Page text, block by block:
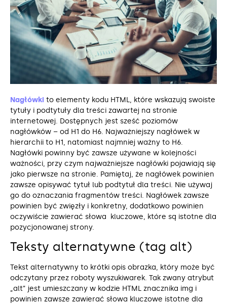
Nagłówki to elementy kodu HTML, które wskazują swoiste
tytuły i podtytuły dla treści zawartej na stronie
internetowej. Dostępnych jest sześć poziomów
nagłówków – od H1 do H6. Najważniejszy nagłówek w
hierarchii to H1, natomiast najmniej ważny to H6.
Nagłówki powinny być zawsze używane w kolejności
ważności, przy czym najważniejsze nagłówki pojawiają się
jako pierwsze na stronie. Pamiętaj, że nagłówek powinien
zawsze opisywać tytuł lub podtytuł dla treści. Nie używaj
go do oznaczania fragmentów treści. Nagłówek zawsze
powinien być zwięzły i konkretny, dodatkowo powinien
oczywiście zawierać słowa kluczowe, które są istotne dla
pozycjonowanej strony.
Teksty alternatywne (tag alt)
Tekst alternatywny to krótki opis obrazka, który może być
odczytany przez roboty wyszukiwarek. Tak zwany atrybut
„alt” jest umieszczany w kodzie HTML znacznika img i
powinien zawsze zawierać słowa kluczowe istotne dla